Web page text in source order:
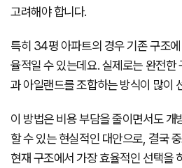
고려해야 합니다.
특히 34평 아파트의 경우 기존 구조
율적일 수 있는데요. 실제로는 완전한
과 아일랜드를 조합하는 방식이 많이
이 방법은 비용 부담을 줄이면서도 개
할 수 있는 현실적인 대안으로, 결국
현재 구조에서 가장 효율적인 선택을